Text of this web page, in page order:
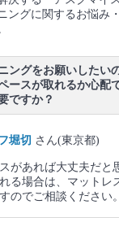
ングに関するお悩み
ングをお願いしたい
ースが取れるか心配
ですか？
堀切 さん(東京都)
があれば大丈夫だと
る場合は、マットレ
のでご相談ください。